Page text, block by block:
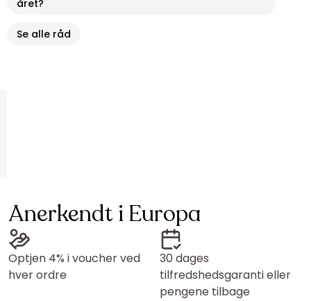
året?
Se alle råd
Anerkendt i Europa
Optjen 4% i voucher ved
hver ordre
30 dages
tilfredshedsgaranti eller
pengene tilbage